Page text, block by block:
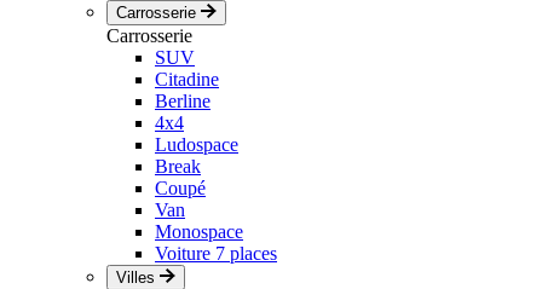
Carrosserie
Carrosserie
SUV
Citadine
Berline
4x4
Ludospace
Break
Coupé
Van
Monospace
Voiture 7 places
Villes